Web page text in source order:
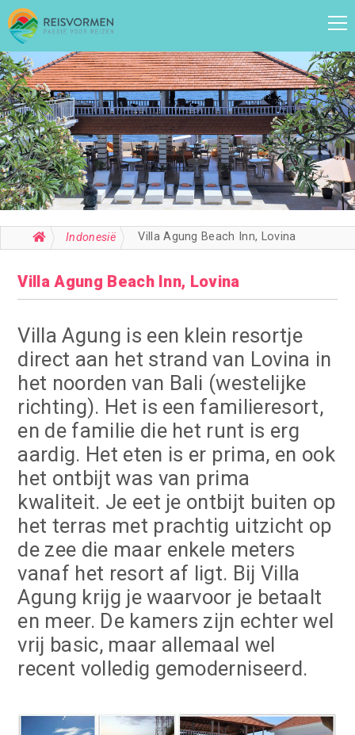
Indonesië Villa Agung Beach Inn, Lovina
Villa Agung Beach Inn, Lovina
Villa Agung is een klein resortje
direct aan het strand van Lovina in
het noorden van Bali (westelijke
richting). Het is een familieresort,
en de familie die het runt is erg
aardig. Het eten is er prima, en ook
het ontbijt was van prima
kwaliteit. Je eet je ontbijt buiten op
het terras met prachtig uitzicht op
de zee die maar enkele meters
vanaf het resort af ligt. Bij Villa
Agung krijg je waarvoor je betaalt
en meer. De kamers zijn echter wel
vrij basic, maar allemaal wel
recent volledig gemoderniseerd.